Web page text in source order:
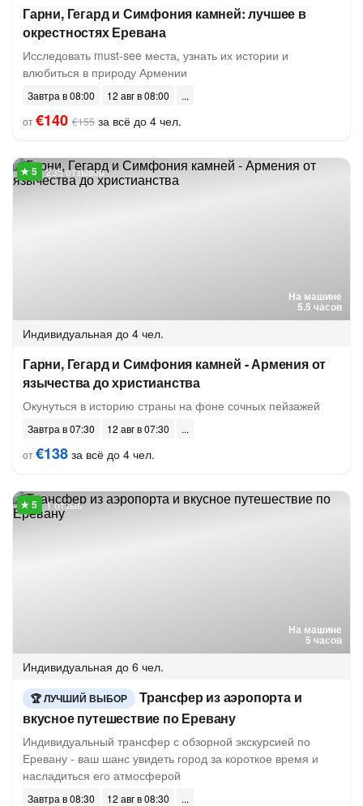
Гарни, Гегард и Симфония камней: лучшее в
окрестностях Еревана
Исследовать must-see места, узнать их истории и
влюбиться в природу Армении
Завтра в 08:00
12 авг в 08:00
от€140 €155 за всё до 4 чел.
На машине
5.5 часов
235 отзывов
Индивидуальная до 4 чел.
Гарни, Гегард и Симфония камней - Армения от
язычества до христианства
Окунуться в историю страны на фоне сочных пейзажей
Завтра в 07:30
12 авг в 07:30
от€138 за всё до 4 чел.
На машине
5 часов
1 отзыв
Индивидуальная до 6 чел.
ЛУЧШИЙ ВЫБОР
Трансфер из аэропорта и
вкусное путешествие по Еревану
Индивидуальный трансфер с обзорной экскурсией по
Еревану - ваш шанс увидеть город за короткое время и
насладиться его атмосферой
Завтра в 08:30
12 авг в 08:30